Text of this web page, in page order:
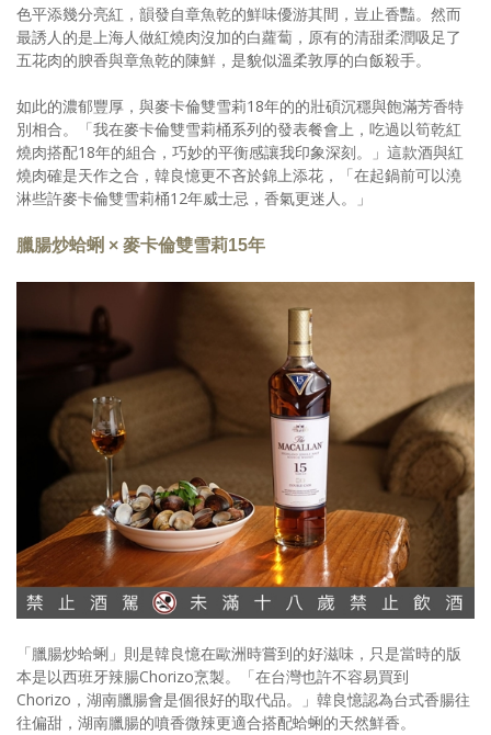
色平添幾分亮紅，韻發自章魚乾的鮮味優游其間，豈止香豔。然而
最誘人的是上海人做紅燒肉沒加的白蘿蔔，原有的清甜柔潤吸足了
五花肉的腴香與章魚乾的陳鮮，是貌似溫柔敦厚的白飯殺手。
如此的濃郁豐厚，與麥卡倫雙雪莉18年的的壯碩沉穩與飽滿芳香特
別相合。「我在麥卡倫雙雪莉桶系列的發表餐會上，吃過以筍乾紅
燒肉搭配18年的組合，巧妙的平衡感讓我印象深刻。」這款酒與紅
燒肉確是天作之合，韓良憶更不吝於錦上添花，「在起鍋前可以澆
淋些許麥卡倫雙雪莉桶12年威士忌，香氣更迷人。」
臘腸炒蛤蜊 × 麥卡倫雙雪莉15年
「臘腸炒蛤蜊」則是韓良憶在歐洲時嘗到的好滋味，只是當時的版
本是以西班牙辣腸Chorizo烹製。「在台灣也許不容易買到
Chorizo，湖南臘腸會是個很好的取代品。」韓良憶認為台式香腸往
往偏甜，湖南臘腸的噴香微辣更適合搭配蛤蜊的天然鮮香。